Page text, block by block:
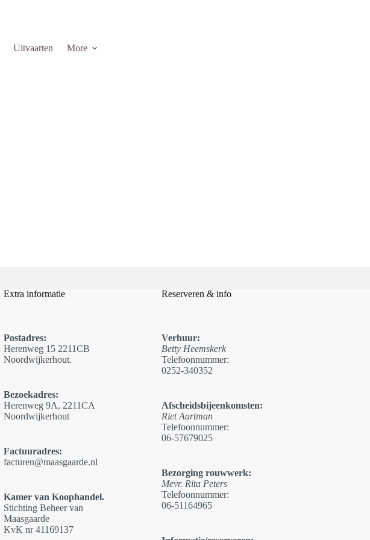
Uitvaarten More
Extra informatie
Postadres:
Herenweg 15 2211CB
Noordwijkerhout.
Bezoekadres:
Herenweg 9A, 2211CA
Noordwijkerhout
Factuuradres:
facturen@maasgaarde.nl
Kamer van Koophandel.
Stichting Beheer van
Maasgaarde
KvK nr 41169137
Reserveren & info
Verhuur:
Betty Heemskerk
Telefoonnummer:
0252-340352
Afscheidsbijeenkomsten:
Riet Aartman
Telefoonnummer:
06-57679025
Bezorging rouwwerk:
Mevr. Rita Peters
Telefoonnummer:
06-51164965